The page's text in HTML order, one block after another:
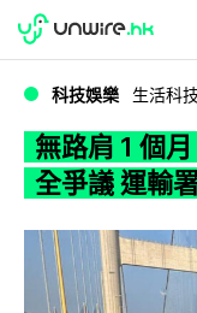
WWDC 2026
科技娛樂 生活科技
無路肩 1 個
全爭議 運輸